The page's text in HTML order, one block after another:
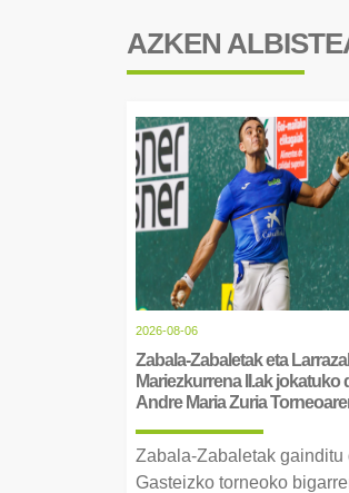
AZKEN
2026-08-06
Zabala-Zabaletak eta
Mariezkurrena II.ak jokatuko
Andre Maria Zuria
Zabala-Zabaletak gainditu
Gasteizko torneoko